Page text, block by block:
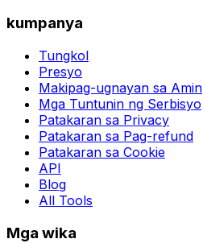
kumpanya
Tungkol
Presyo
Makipag-ugnayan sa Amin
Mga Tuntunin ng Serbisyo
Patakaran sa Privacy
Patakaran sa Pag-refund
Patakaran sa Cookie
API
Blog
All Tools
Mga wika